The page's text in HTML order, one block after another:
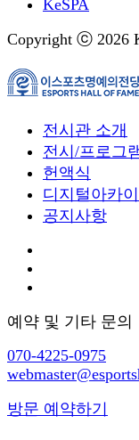
KeSPA
Copyright ⓒ 2026
전시관 소개
전시/프로그
헌액식
디지털아카
공지사항
예약 및 기타 문의
070-4225-0975
방문 예약하기